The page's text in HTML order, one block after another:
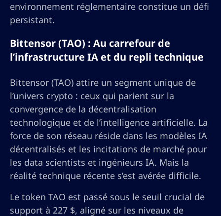
environnement réglementaire constitue un défi
persistant.
Bittensor (TAO) : Au carrefour de
l’infrastructure IA et du repli technique
Bittensor (TAO) attire un segment unique de
l’univers crypto : ceux qui parient sur la
convergence de la décentralisation
technologique et de l’intelligence artificielle. La
force de son réseau réside dans les modèles IA
décentralisés et les incitations de marché pour
les data scientists et ingénieurs IA. Mais la
réalité technique récente s’est avérée difficile.
Le token TAO est passé sous le seuil crucial de
support à 227 $, aligné sur les niveaux de